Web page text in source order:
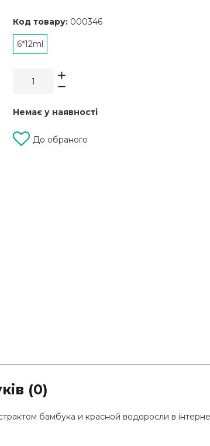
Код товару: 000346
6*12ml
Немає у наявності
До обраного
(0)
бамбука и красной водоросли в